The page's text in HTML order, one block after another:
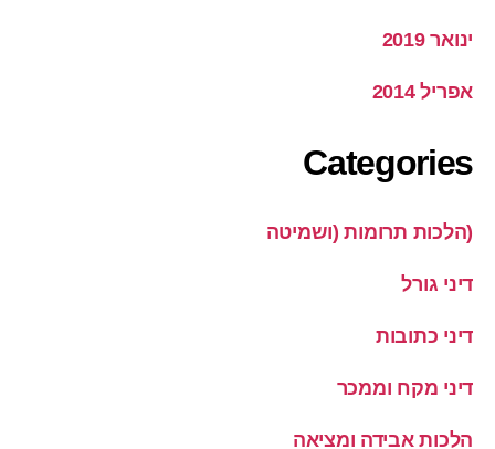
ינואר 2019
אפריל 2014
Categories
(הלכות תרומות (ושמיטה
דיני גורל
דיני כתובות
דיני מקח וממכר
הלכות אבידה ומציאה